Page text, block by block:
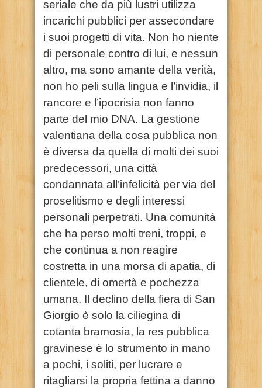
seriale che da più lustri utilizza
incarichi pubblici per assecondare
i suoi progetti di vita. Non ho niente
di personale contro di lui, e nessun
altro, ma sono amante della verità,
non ho peli sulla lingua e l’invidia, il
rancore e l’ipocrisia non fanno
parte del mio DNA. La gestione
valentiana della cosa pubblica non
è diversa da quella di molti dei suoi
predecessori, una città
condannata all’infelicità per via del
proselitismo e degli interessi
personali perpetrati. Una comunità
che ha perso molti treni, troppi, e
che continua a non reagire
costretta in una morsa di apatia, di
clientele, di omertà e pochezza
umana. Il declino della fiera di San
Giorgio è solo la ciliegina di
cotanta bramosia, la res pubblica
gravinese è lo strumento in mano
a pochi, i soliti, per lucrare e
ritagliarsi la propria fettina a danno